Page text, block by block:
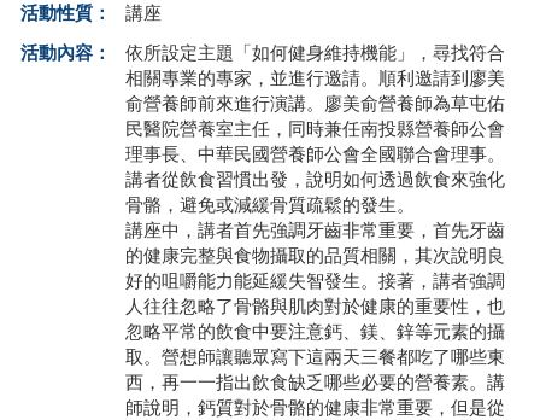
網路選課
活動性質：
講座
活動內容：
依所設定主題「如何健身維持機能」，尋找符合
相關專業的專家，並進行邀請。順利邀請到廖美
俞營養師前來進行演講。廖美俞營養師為草屯佑
民醫院營養室主任，同時兼任南投縣營養師公會
理事長、中華民國營養師公會全國聯合會理事。
講者從飲食習慣出發，說明如何透過飲食來強化
骨骼，避免或減緩骨質疏鬆的發生。
講座中，講者首先強調牙齒非常重要，首先牙齒
的健康完整與食物攝取的品質相關，其次說明良
好的咀嚼能力能延緩失智發生。接著，講者強調
人往往忽略了骨骼與肌肉對於健康的重要性，也
忽略平常的飲食中要注意鈣、鎂、鋅等元素的攝
取。營想師讓聽眾寫下這兩天三餐都吃了哪些東
西，再一一指出飲食缺乏哪些必要的營養素。講
師說明，鈣質對於骨骼的健康非常重要，但是從